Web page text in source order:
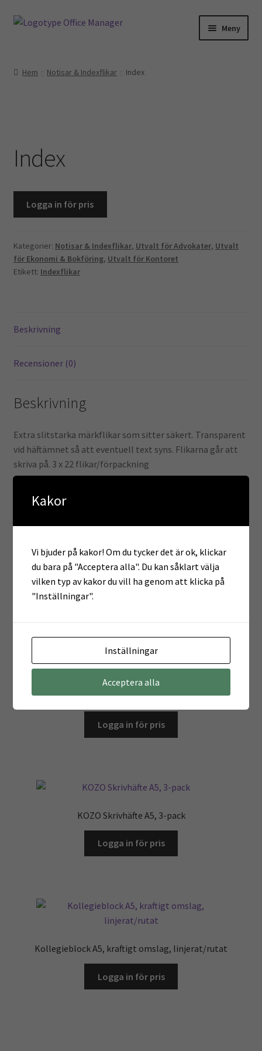
Hoppa
Hoppa
Meny
Miljö- och hållbarhetspolicy
Advokater
Ekonomi & Bokföring
Kontoret
Kassa
Mitt konto
Integritetspolicy
Returpolicy
Varukorg
Hem Notisar & Indexflikar Index
Index
Logga in för pris
Kategorier: Notisar & Indexflikar, Utvalt för Advokater, Utvalt
för Ekonomi & Bokföring, Utvalt för Kontoret
Etikett: Indexflikar
Beskrivning
Recensioner (0)
Beskrivning
Extra slitstarka märkflikar som sitter säkert. Transparent
vid häftämnet så att eventuell text syns. Flikarna går att
skriva på. 3 x 22 flikar/förpackning
Recensioner
Endast inloggade kunder som har köpt denna produkt får
lämna en recension.
Relaterade produkter
Notiskub 76x76mm 400 blad gul
Logga in för pris
KOZO Skrivhäfte A5, 3-pack
Logga in för pris
Kollegieblock A5, kraftigt omslag, linjerat/rutat
Logga in för pris
Kakor
Vi bjuder på kakor! Om du tycker det är ok, klickar
du bara på "Acceptera alla". Du kan såklart välja
vilken typ av kakor du vill ha genom att klicka på
"Inställningar".
Inställningar
Acceptera alla